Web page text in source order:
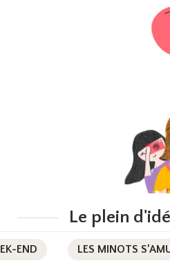
Le plein
END LES MINOTS